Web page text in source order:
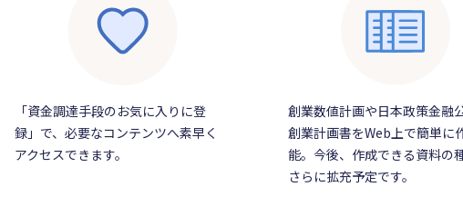
「資金調達手段のお気に入りに登
録」で、必要なコンテンツへ素早く
アクセスできます。
創業数値計画や日本政策金融
創業計画書をWeb上で簡単に
能。今後、作成できる資料の
さらに拡充予定です。